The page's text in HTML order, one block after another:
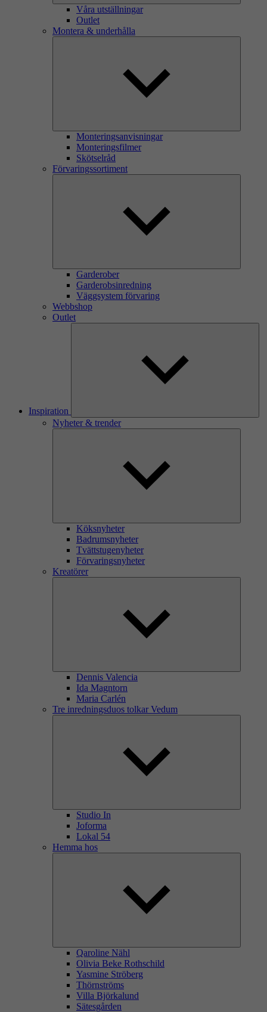
Våra utställningar
Outlet
Montera & underhålla
Monteringsanvisningar
Monteringsfilmer
Skötselråd
Förvaringssortiment
Garderober
Garderobsinredning
Väggsystem förvaring
Webbshop
Outlet
Inspiration
Nyheter & trender
Köksnyheter
Badrumsnyheter
Tvättstugenyheter
Förvaringsnyheter
Kreatörer
Dennis Valencia
Ida Magntorn
Maria Carlén
Tre inredningsduos tolkar Vedum
Studio In
Joforma
Lokal 54
Hemma hos
Qaroline Nähl
Olivia Beke Rothschild
Yasmine Ströberg
Thörnströms
Villa Björkalund
Sätesgården